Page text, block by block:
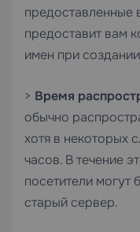
предоставит вам
имен при
> Время
обычно
хотя в некоторых
часов. В течение
посетители могут
старый сервер.